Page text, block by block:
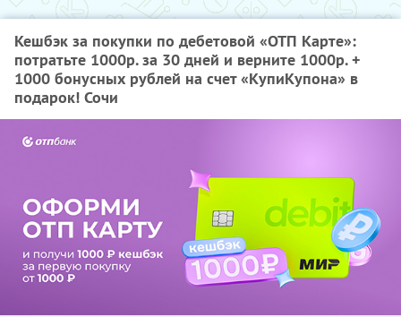
Кешбэк за покупки по дебетовой «ОТП Карте»:
потратьте 1000р. за 30 дней и верните 1000р. +
1000 бонусных рублей на счет «КупиКупона» в
подарок! Сочи